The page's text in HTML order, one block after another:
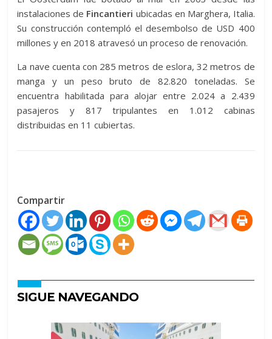
instalaciones de Fincantieri ubicadas en Marghera, Italia.
Su construcción contempló el desembolso de USD 400
millones y en 2018 atravesó un proceso de renovación.
La nave cuenta con 285 metros de eslora, 32 metros de
manga y un peso bruto de 82.820 toneladas. Se
encuentra habilitada para alojar entre 2.024 a 2.439
pasajeros y 817 tripulantes en 1.012 cabinas
distribuidas en 11 cubiertas.
Compartir
SIGUE NAVEGANDO